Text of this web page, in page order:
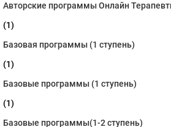
Авторские программы Онлайн
(1)
Базовая программы (1 ступень)
(1)
Базовые программы (1 ступень)
(1)
Базовые программы(1-2 ступень)